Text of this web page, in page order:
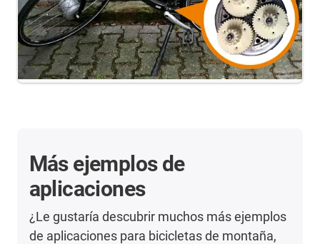
Más ejemplos de
aplicaciones
¿Le gustaría descubrir muchos más ejemplos
de aplicaciones para bicicletas de montaña,